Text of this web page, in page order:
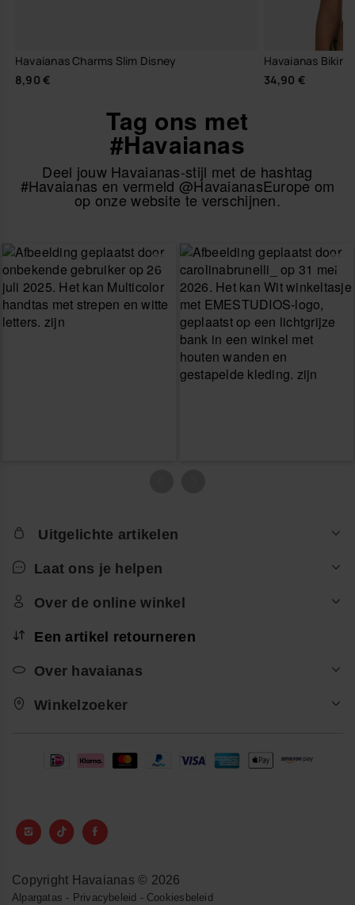
Havaianas Charms Slim Disney
8,90 €
Havaianas
34,90 €
Tag ons met
#Havaianas
Deel jouw Havaianas-stijl met de hashtag
#Havaianas en vermeld @HavaianasEurope om
op onze website te verschijnen.
Uitgelichte artikelen
Laat ons je helpen
Over de online winkel
Een artikel retourneren
Over havaianas
Winkelzoeker
Copyright Havaianas © 2026
Alpargatas - Privacybeleid - Cookiesbeleid